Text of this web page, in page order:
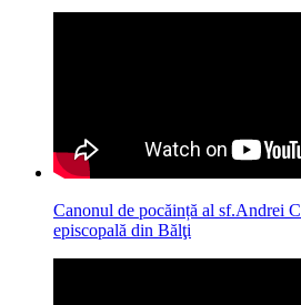
Canonul de pocăință al sf.Andrei
episcopală din Bălţi